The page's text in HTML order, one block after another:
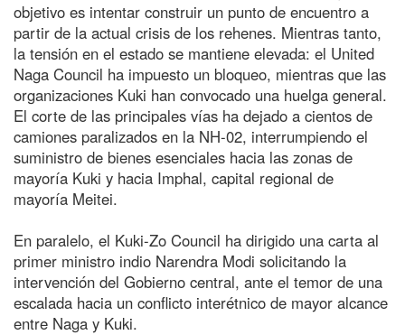
objetivo es intentar construir un punto de encuentro a
partir de la actual crisis de los rehenes. Mientras tanto,
la tensión en el estado se mantiene elevada: el United
Naga Council ha impuesto un bloqueo, mientras que las
organizaciones Kuki han convocado una huelga general.
El corte de las principales vías ha dejado a cientos de
camiones paralizados en la NH-02, interrumpiendo el
suministro de bienes esenciales hacia las zonas de
mayoría Kuki y hacia Imphal, capital regional de
mayoría Meitei.
En paralelo, el Kuki-Zo Council ha dirigido una carta al
primer ministro indio Narendra Modi solicitando la
intervención del Gobierno central, ante el temor de una
escalada hacia un conflicto interétnico de mayor alcance
entre Naga y Kuki.